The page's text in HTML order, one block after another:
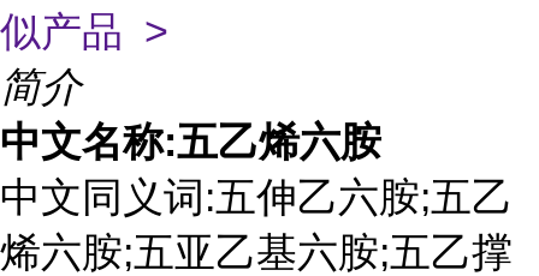
似产品 >
简介
中文名称:五乙烯六胺
中文同义词 :五伸乙六胺;五乙
烯六胺;五亚乙基六胺;五乙撑